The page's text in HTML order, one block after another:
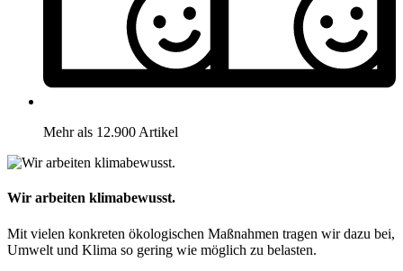
Mehr als 12.900 Artikel
Wir arbeiten klimabewusst.
Mit vielen konkreten ökologischen Maßnahmen tragen wir dazu bei,
Umwelt und Klima so gering wie möglich zu belasten.